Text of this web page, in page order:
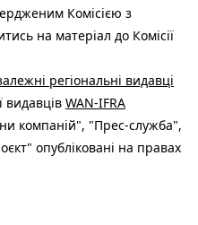
Комісією з
на матеріал до Комісії
регіональні видавці
видавців WAN-IFRA
компаній", "Прес-служба",
опубліковані на правах